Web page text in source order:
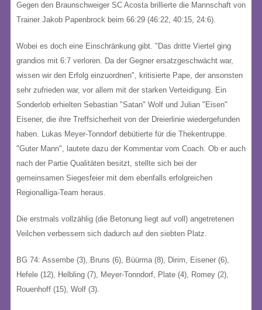
Gegen den Braunschweiger SC Acosta brillierte die Mannschaft von
Trainer Jakob Papenbrock beim 66:29 (46:22, 40:15, 24:6).
Wobei es doch eine Einschränkung gibt. "Das dritte Viertel ging
grandios mit 6:7 verloren. Da der Gegner ersatzgeschwächt war,
wissen wir den Erfolg einzuordnen", kritisierte Pape, der ansonsten
sehr zufrieden war, vor allem mit der starken Verteidigung. Ein
Sonderlob erhielten Sebastian "Satan" Wolf und Julian "Eisen"
Eisener, die ihre Treffsicherheit von der Dreierlinie wiedergefunden
haben. Lukas Meyer-Tonndorf debütierte für die Thekentruppe.
"Guter Mann", lautete dazu der Kommentar vom Coach. Ob er auch
nach der Partie Qualitäten besitzt, stellte sich bei der
gemeinsamen Siegesfeier mit dem ebenfalls erfolgreichen
Regionalliga-Team heraus.
Die erstmals vollzählig (die Betonung liegt auf voll) angetretenen
Veilchen verbessern sich dadurch auf den siebten Platz.
BG 74: Assembe (3), Bruns (6), Büürma (8), Dirim, Eisener (6),
Hefele (12), Helbling (7), Meyer-Tonndorf, Plate (4), Romey (2),
Rouenhoff (15), Wolf (3).